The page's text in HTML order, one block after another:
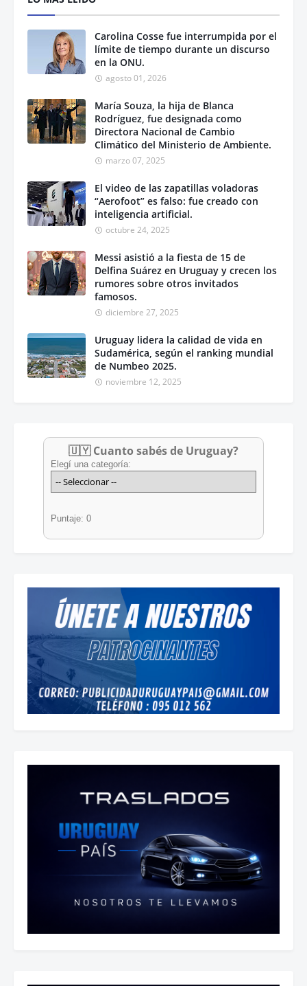
Carolina Cosse fue interrumpida por el
límite de tiempo durante un discurso
en la ONU.
agosto 01, 2026
María Souza, la hija de Blanca
Rodríguez, fue designada como
Directora Nacional de Cambio
Climático del Ministerio de Ambiente.
marzo 07, 2025
El video de las zapatillas voladoras
“Aerofoot” es falso: fue creado con
inteligencia artificial.
octubre 24, 2025
Messi asistió a la fiesta de 15 de
Delfina Suárez en Uruguay y crecen los
rumores sobre otros invitados
famosos.
diciembre 27, 2025
Uruguay lidera la calidad de vida en
Sudamérica, según el ranking mundial
de Numbeo 2025.
noviembre 12, 2025
🇺🇾 Cuanto sabés de Uruguay?
Elegí una categoría:
Puntaje: 0